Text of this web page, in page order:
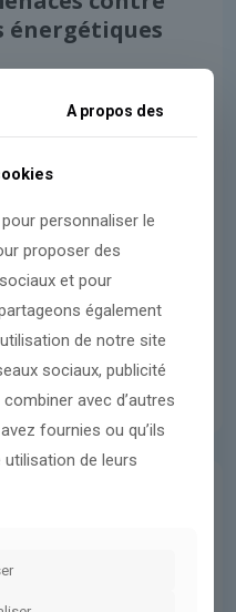
grimpe
A propos des
personnaliser le
proposer des
et pour
également
de notre site
sociaux, publicité
avec d’autres
fournies ou qu’ils
de leurs